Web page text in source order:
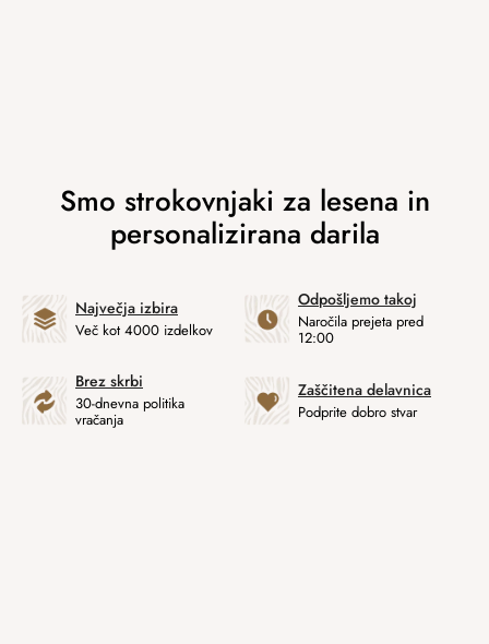
Največja izbira
Več kot 4000 izdelkov
Odpošljemo takoj
Naročila prejeta pred
12:00
Brez skrbi
30-dnevna politika
vračanja
Zaščitena delavnica
Podprite dobro stvar